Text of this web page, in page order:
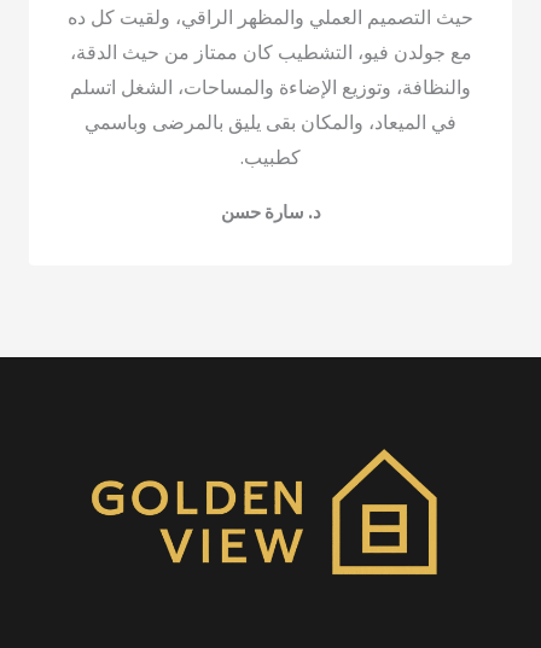
حيث التصميم العملي والمظهر الراقي، ولقيت كل ده
مع جولدن فيو، التشطيب كان ممتاز من حيث الدقة،
والنظافة، وتوزيع الإضاءة والمساحات، الشغل اتسلم
في الميعاد، والمكان بقى يليق بالمرضى وباسمي
كطبيب.
د. سارة حسن